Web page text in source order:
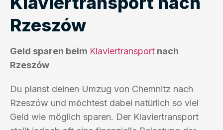
Rzeszów
Geld sparen beim Klaviertransport nach
Rzeszów
Du planst deinen Umzug von Chemnitz nach
Rzeszów und möchtest dabei natürlich so viel
Geld wie möglich sparen. Der Klaviertransport